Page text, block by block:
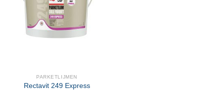
PARKETLIJMEN
Rectavit 249 Express